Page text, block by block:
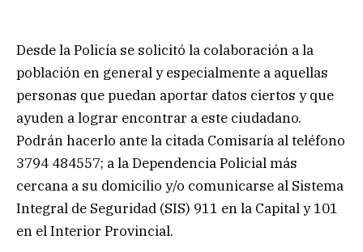
Desde la Policía se solicitó la colaboración a la
población en general y especialmente a aquellas
personas que puedan aportar datos ciertos y que
ayuden a lograr encontrar a este ciudadano.
Podrán hacerlo ante la citada Comisaría al teléfono
3794 484557; a la Dependencia Policial más
cercana a su domicilio y/o comunicarse al Sistema
Integral de Seguridad (SIS) 911 en la Capital y 101
en el Interior Provincial.